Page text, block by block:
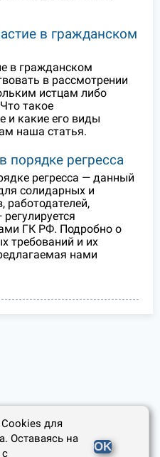
в гражданском
в гражданском
в рассмотрении
истцам либо
такое
и какие его виды
наша статья.
регресса
регресса — данный
солидарных и
работодателей,
ГК РФ. Подробно о
требований и их
нами
для
Оставаясь на
OK